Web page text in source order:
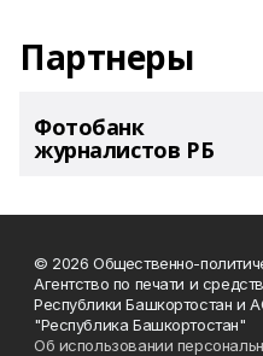
Партнеры
Фотобанк
журналистов РБ
© 2026 Общественно-
Агентство по печати и
Республики Башкортостан и
"Республика Башкортостан"
Об использовании